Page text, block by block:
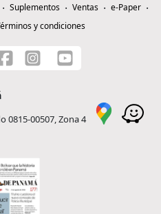
Suplementos Ventas
e-Paper
y condiciones
0815-00507, Zona 4